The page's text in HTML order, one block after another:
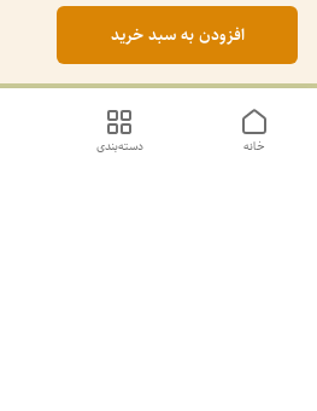
افزودن به سبد خرید
دسته‌بندی خانه